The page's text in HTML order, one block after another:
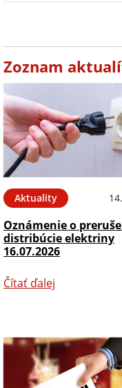
Zoznam
Aktuality
Oznámenie o
distribúcie elektriny
16.07.2026
Čítať ďalej